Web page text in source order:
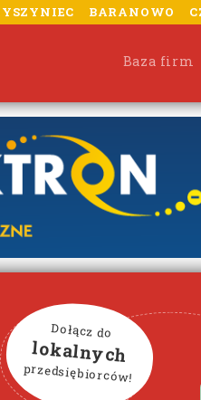
BARANOWO
Baza firm
Dołącz do
lokalnych
przedsiębiorców!